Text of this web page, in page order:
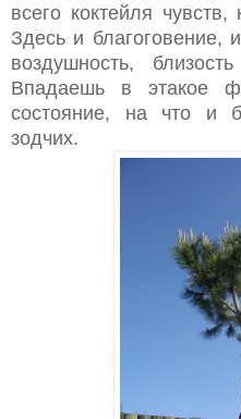
всего коктейля
Здесь и благоговение,
воздушность,
Впадаешь в этакое
состояние, на что и
зодчих.